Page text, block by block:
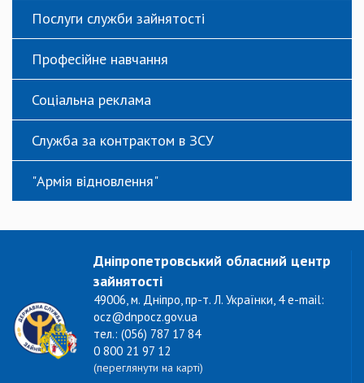
Послуги служби зайнятості
Професійне навчання
Соціальна реклама
Служба за контрактом в ЗСУ
"Армія відновлення"
Дніпропетровський обласний центр
зайнятості
49006, м. Дніпро, пр-т. Л. Українки, 4 e-mail:
ocz@dnpocz.gov.ua
тел.: (056) 787 17 84
0 800 21 97 12
(переглянути на карті)